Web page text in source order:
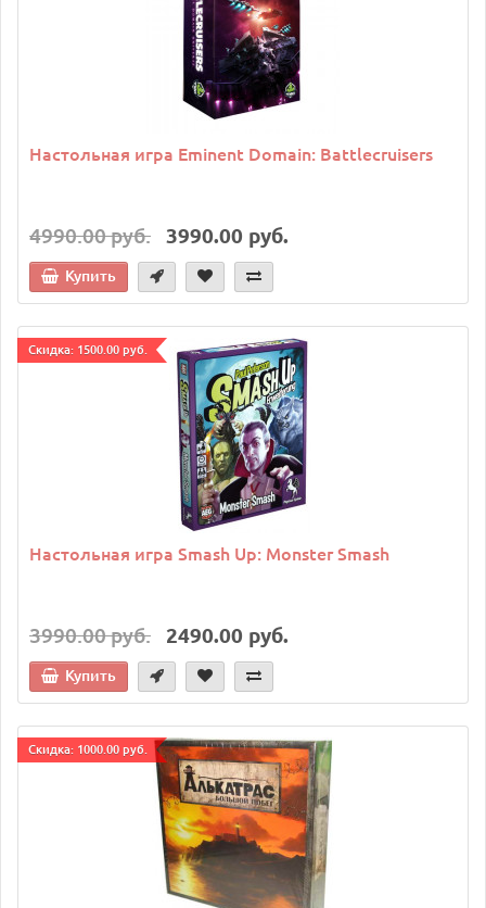
Настольная игра Eminent Domain: Battlecruisers
4990.00 руб. 3990.00 руб.
Купить
Cкидка: 1500.00 руб.
Настольная игра Smash Up: Monster Smash
3990.00 руб. 2490.00 руб.
Купить
Cкидка: 1000.00 руб.